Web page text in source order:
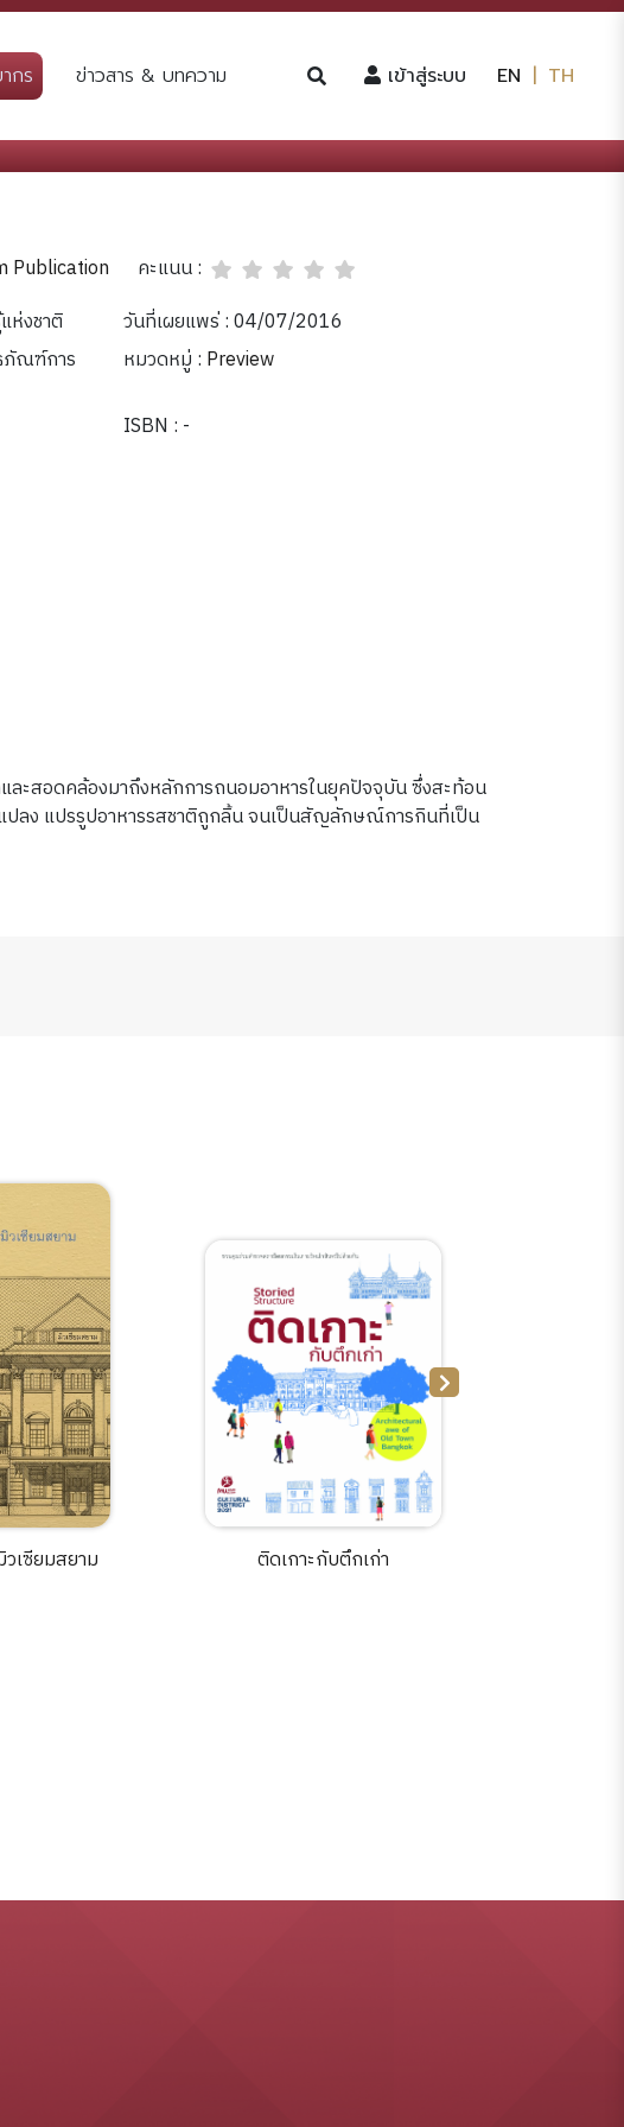
กร ข่าวสาร & บทความ เข้าสู่ระบบ (current)
EN | TH
Publication
คะแนน :
ห่งชาติ
วันที่เผยแพร่ : 04/07/2016
ณฑ์การ
หมวดหมู่ : Preview
ISBN : -
ะสอดคล้องมาถึงหลักการถนอมอาหารในยุคปัจจุบัน ซึ่งสะท้อน
ปลง แปรรูปอาหารรสชาติถูกลิ้น จนเป็นสัญลักษณ์การกินที่เป็น
เซียมสยาม ติดเกาะกับตึกเก่า